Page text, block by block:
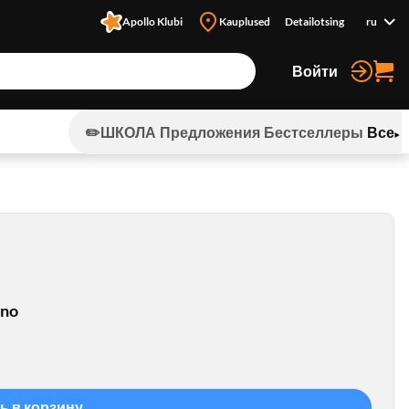
Apollo Klubi Kauplused Detailotsing ru
Войти
✏️ШКОЛА Предложения Бестселлеры Все